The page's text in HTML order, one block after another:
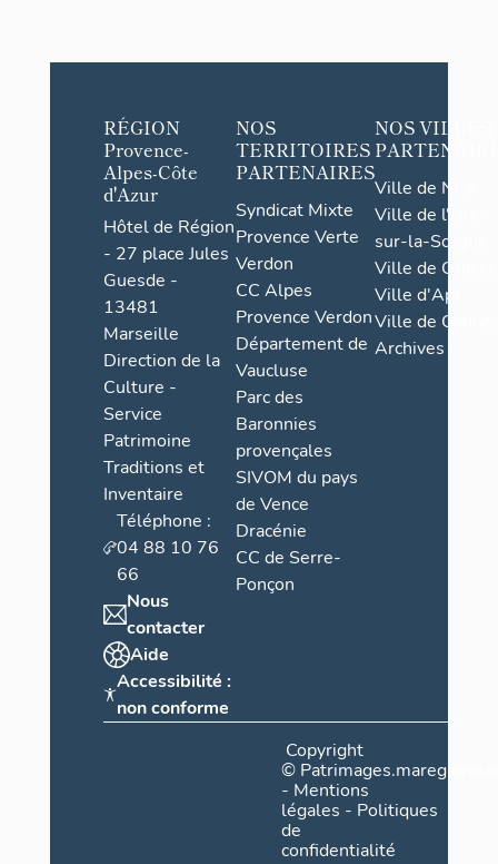
RÉGION
Provence-
Alpes-Côte
d'Azur
Hôtel de Région
- 27 place Jules
Guesde -
13481
Marseille
Direction de la
Culture -
Service
Patrimoine
Traditions et
Inventaire
Téléphone :
04 88 10 76
66
Nous
contacter
Aide
Accessibilité :
non conforme
NOS
TERRITOIRES
PARTENAIRES
Syndicat Mixte
Provence Verte
Verdon
CC Alpes
Provence Verdon
Département de
Vaucluse
Parc des
Baronnies
provençales
SIVOM du pays
de Vence
Dracénie
CC de Serre-
Ponçon
NOS VILLES
Ville de Nice
Ville de l'Isle-
sur-la-Sorgue
Ville de Grasse
Ville d'Apt
Ville de
Archives
Copyright
©
- Mentions
légales - Politiques
de
confidentialité